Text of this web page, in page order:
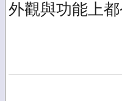
外觀與功能上都